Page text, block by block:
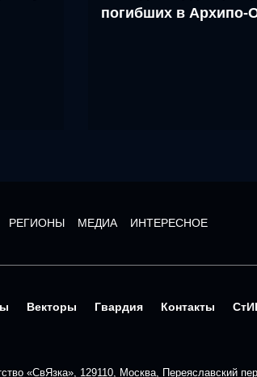
погибших в Архипо-
РЕГИОНЫ МЕДИА ИНТЕРЕСНОЕ
Векторы Гвардия Контакты
«СвЯзка», 129110, Москва, Переяславский